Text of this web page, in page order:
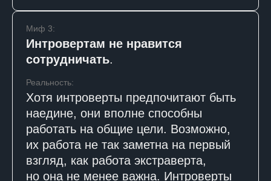
Миф 3:
Интровертам не нравится
сотрудничать.
Реальность:
Хотя интроверты предпочитают быть
наедине, они вполне способны
работать на общие цели. Возможно,
их работа не так заметна на первый
взгляд, как работа экстраверта,
но она не менее важна. Интроверты